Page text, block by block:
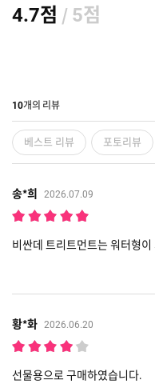
4.7점 / 5점
10개의 리뷰
베스트 리뷰 포토리뷰
송*희 2026.07.09
비싼데 트리트먼트는 워터형이
황*화 2026.06.20
선물용으로 구매하였습니다.